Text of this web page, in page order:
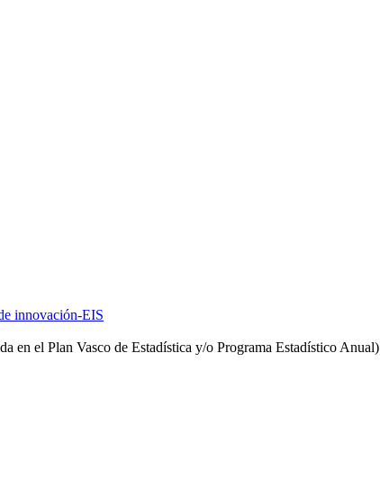
innovación-EIS
en el Plan Vasco de Estadística y/o Programa Estadístico Anual)